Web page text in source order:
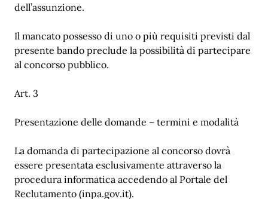
dell’assunzione.
Il mancato possesso di uno o più requisiti previsti dal
presente bando preclude la possibilità di partecipare
al concorso pubblico.
Art. 3
Presentazione delle domande – termini e modalità
La domanda di partecipazione al concorso dovrà
essere presentata esclusivamente attraverso la
procedura informatica accedendo al Portale del
Reclutamento (inpa.gov.it).